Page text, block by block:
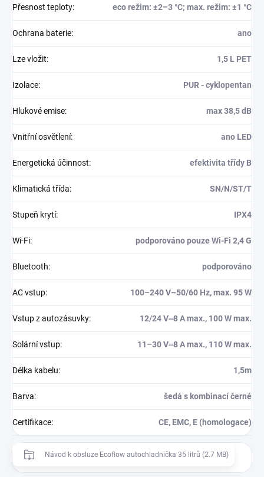
Přesnost teploty: eco režim: ±2–3 °C; max. režim: ±1 °C
Ochrana baterie: ano
Lze vložit: 1,5 L PET
Izolace: PUR - cyklopentan
Hlukové emise: max 38,5 dB
Vnitřní osvětlení: ano LED
Energetická účinnost: efektivita třídy B
Klimatická třída: SN/N/ST/T
Stupeň krytí: IPX4
Wi-Fi: podporováno pouze Wi-Fi 2,4 G
Bluetooth: podporováno
AC vstup: 100–240 V~50/60 Hz, max. 95 W
Vstup z autozásuvky: 12/24 V⎓8 A max., 100 W max.
Solární vstup: 11–30 V⎓8 A max., 110 W max.
Délka kabelu: 1,5m
Barva: šedá s kombinací černé
Certifikace: CE, EMC, E (homologace)
Návod k obsluze Ecoflow autochladnička 35 litrů (2.7 MB)